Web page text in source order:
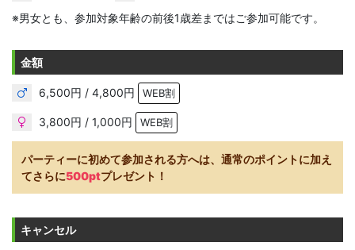
※男女とも、参加対象年齢の前後1歳差まではご参加可能です。
金額
6,500円 / 4,800円 WEB割
3,800円 / 1,000円 WEB割
パーティーに初めて参加される方へは、通常のポイントに加え
てさらに500ptプレゼント！
キャンセル